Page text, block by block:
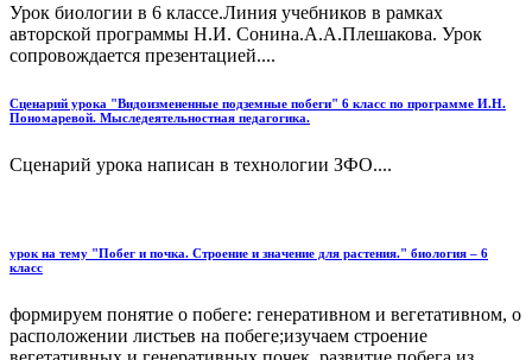
Урок биологии в 6 классе.Линия учебников в рамках
авторской программы Н.И. Сонина.А.А.Плешакова. Урок
сопровождается презентацией....
Сценарий урока "Видоизмененные подземные побеги" 6 класс по программе И.Н.
Пономаревой. Мыследеятельностная педагогика.
Сценарий урока написан в технологии ЗФО....
урок на тему "Побег и почка. Строение и значение для растения." биология – 6
класс
формируем понятие о побеге: генеративном и вегетативном, о
расположении листьев на побеге;изучаем строение